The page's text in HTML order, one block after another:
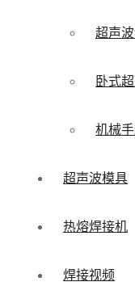
超声
卧式
机械
超声波模具
热熔焊接机
焊接视频